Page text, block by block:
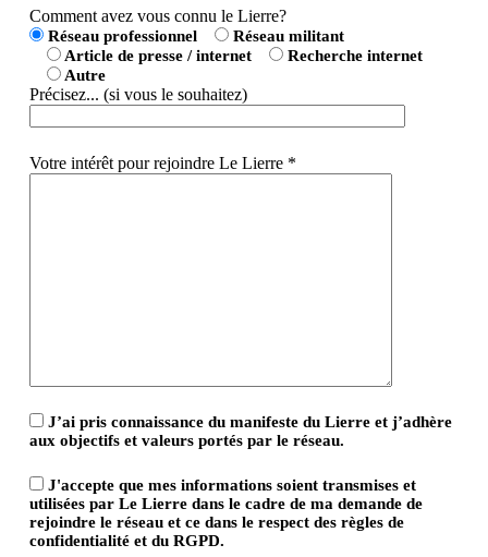
Comment avez vous connu le Lierre?
Réseau professionnel
Réseau militant
Article de presse / internet
Recherche internet
Autre
Précisez... (si vous le souhaitez)
Votre intérêt pour rejoindre Le Lierre *
J’ai pris connaissance du manifeste du Lierre et j’adhère
aux objectifs et valeurs portés par le réseau.
J'accepte que mes informations soient transmises et
utilisées par Le Lierre dans le cadre de ma demande de
rejoindre le réseau et ce dans le respect des règles de
confidentialité et du RGPD.